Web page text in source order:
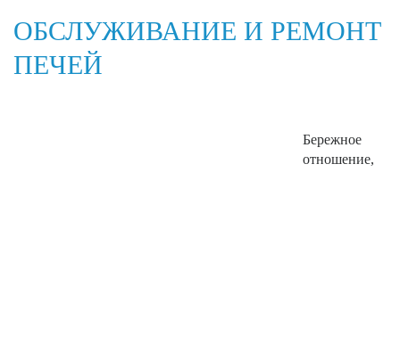
ОБСЛУЖИВАНИЕ И РЕМОНТ
ПЕЧЕЙ
Бережное
отношение,